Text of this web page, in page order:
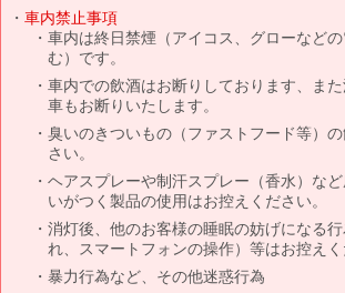
車内禁止事項
車内は終日禁煙（アイコス、グローなど
む）です。
車内での飲酒はお断りしております、ま
車もお断りいたします。
臭いのきついもの（ファストフード等）
さい。
ヘアスプレーや制汗スプレー（香水）な
いがつく製品の使用はお控えください。
消灯後、他のお客様の睡眠の妨げになる
れ、スマートフォンの操作）等はお控えく
暴力行為など、その他迷惑行為